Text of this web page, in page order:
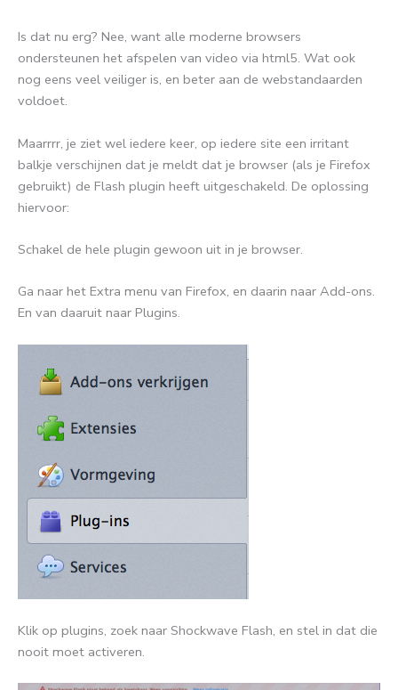
Is dat nu erg? Nee, want alle moderne browsers
ondersteunen het afspelen van video via html5. Wat ook
nog eens veel veiliger is, en beter aan de webstandaarden
voldoet.
Maarrrr, je ziet wel iedere keer, op iedere site een irritant
balkje verschijnen dat je meldt dat je browser (als je Firefox
gebruikt) de Flash plugin heeft uitgeschakeld. De oplossing
hiervoor:
Schakel de hele plugin gewoon uit in je browser.
Ga naar het Extra menu van Firefox, en daarin naar Add-ons.
En van daaruit naar Plugins.
Klik op plugins, zoek naar Shockwave Flash, en stel in dat die
nooit moet activeren.